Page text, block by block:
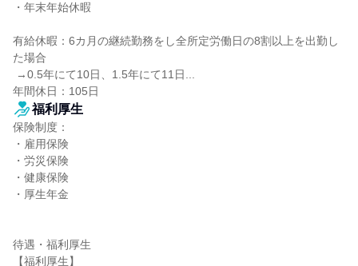
・年末年始休暇
有給休暇：6カ月の継続勤務をし全所定労働日の8割以上を出勤し
た場合
年間休日：105日
福利厚生
保険制度：
・雇用保険
・労災保険
・健康保険
・厚生年金
待遇・福利厚生
【福利厚生】